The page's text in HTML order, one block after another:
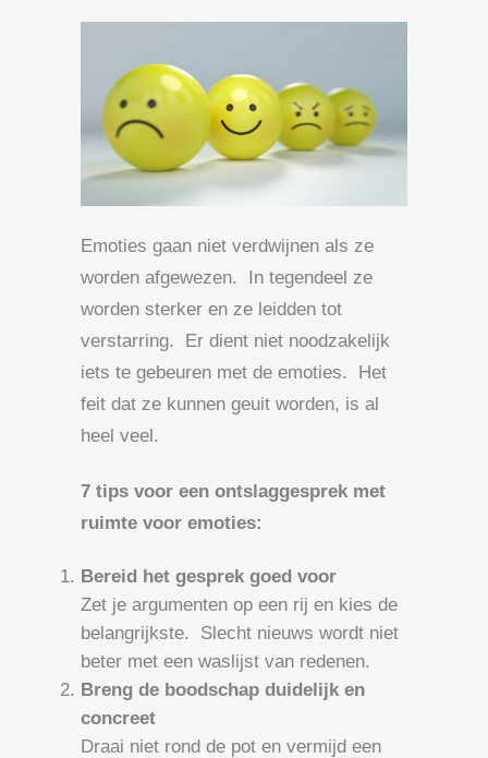
Emoties gaan niet verdwijnen als ze
worden afgewezen. In tegendeel ze
worden sterker en ze leidden tot
verstarring. Er dient niet noodzakelijk
iets te gebeuren met de emoties. Het
feit dat ze kunnen geuit worden, is al
heel veel.
7 tips voor een ontslaggesprek met
ruimte voor emoties:
Bereid het gesprek goed voor
Zet je argumenten op een rij en kies de
belangrijkste. Slecht nieuws wordt niet
beter met een waslijst van redenen.
Breng de boodschap duidelijk en
concreet
Draai niet rond de pot en vermijd een